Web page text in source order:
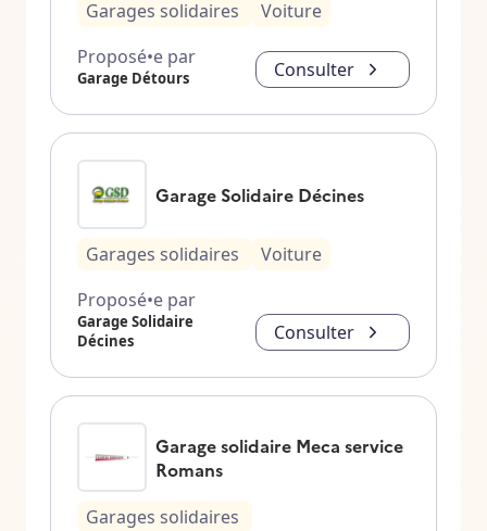
Garages solidaires
Voiture
Proposé•e par
Garage Détours Consulter
Garage Solidaire Décines
Garages solidaires
Voiture
Proposé•e par
Garage Solidaire
Décines
Consulter
Garage solidaire Meca service
Romans
Garages solidaires